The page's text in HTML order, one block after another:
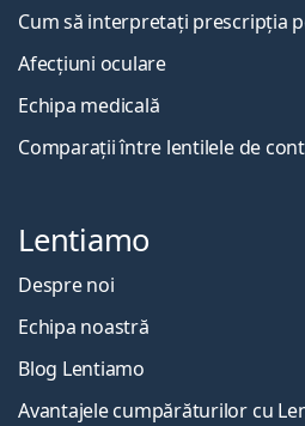
Cum să interpretați prescripția
Afecțiuni oculare
Echipa medicală
Comparații între lentilele de
Lentiamo
Despre noi
Echipa noastră
Blog Lentiamo
Avantajele cumpărăturilor cu